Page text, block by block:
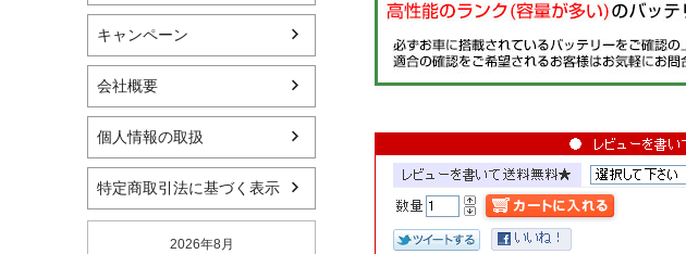
キャンペーン
会社概要
個人情報の取扱
特定商取引法に基づく表示
2026年8月